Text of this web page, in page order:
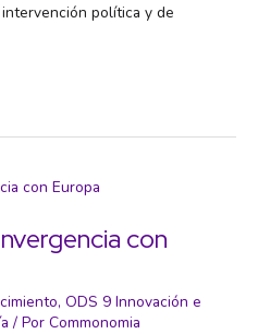
política y de
con
, ODS 9 Innovación e
/ Por Commonomia